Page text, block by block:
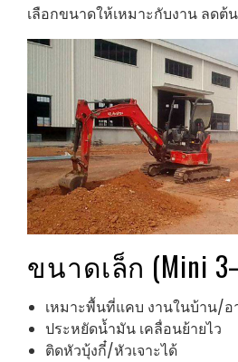
เลือกขนาดให้เหมาะกับงาน ลดต้
ขนาดเล็ก (Mini
เหมาะพื้นที่แคบ งานในบ้าน/อ
ประหยัดน้ำมัน เคลื่อนย้ายไว
ติดหัวบุ้งกี๋/หัวเจาะได้